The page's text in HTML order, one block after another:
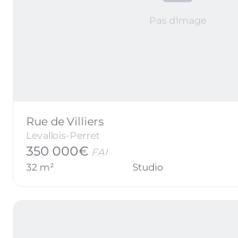
Pas d'image
Rue de Villiers
Levallois-Perret
350 000€ FAI
32m² Studio